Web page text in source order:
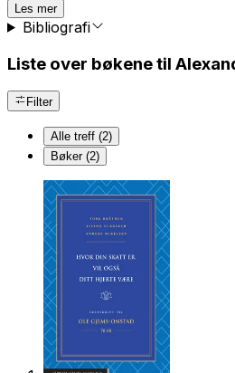
Les mer
Bibliografi
Liste over bøkene til
Filter
Alle treff (2)
Bøker (2)